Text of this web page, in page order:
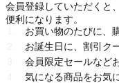
会員登録していただくと
便利になります。
お買い物のたびに、
お誕生日に、割引ク
会員限定セールなど
気になる商品をお気